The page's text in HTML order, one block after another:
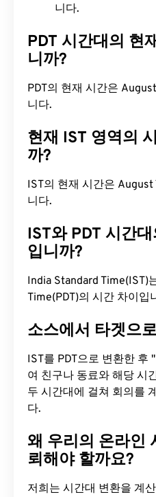
니다.
PDT 시간대의 현
니까?
PDT의 현재 시간은
니다.
현재 IST 영역의
까?
IST의 현재 시간은
니다.
IST와 PDT 시간
입니까?
India Standard Time(IST)
Time(PDT)의 시간 차이입
소스에서 타겟으
IST를 PDT으로 변환한 후
여 친구나 동료와 해당 시
두 시간대에 걸쳐 회의를
다.
왜 우리의 온라인
뢰해야 할까요?
저희는 시간대 변환을 계